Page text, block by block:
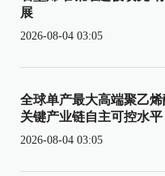
展
2026-08-04 03:05
全球单产最大高端聚乙
关键产业链自主可控水平
2026-08-04 03:05